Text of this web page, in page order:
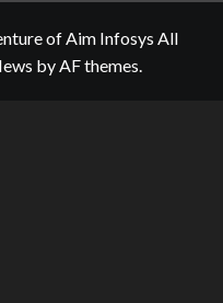
of Aim Infosys All
by AF themes.